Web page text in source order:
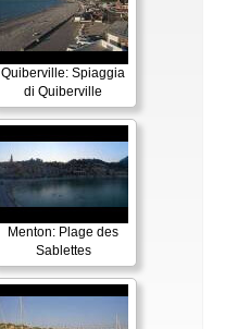
Quiberville: Spiaggia
di Quiberville
Menton: Plage des
Sablettes